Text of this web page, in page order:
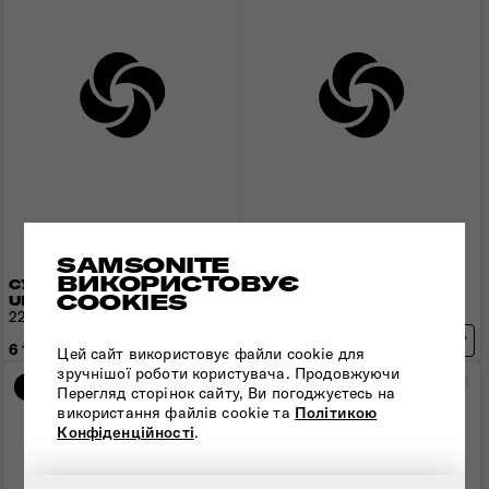
SAMSONITE
ВИКОРИСТОВУЄ
COOKIES
Цей сайт використовує файли cookie для
зручнішої роботи користувача. Продовжуючи
Перегляд сторінок сайту, Ви погоджуєтесь на
використання файлів cookie та Політикою
Конфіденційності.
СУМКА КРОС-БОДІ
URBAN-EYE
22x15x8 см | 0,3 кг | 3 л
6 150 грн
РЮКЗАК 15,6" URBAN-
19 430 грн - 3 886 грн
Порівняти